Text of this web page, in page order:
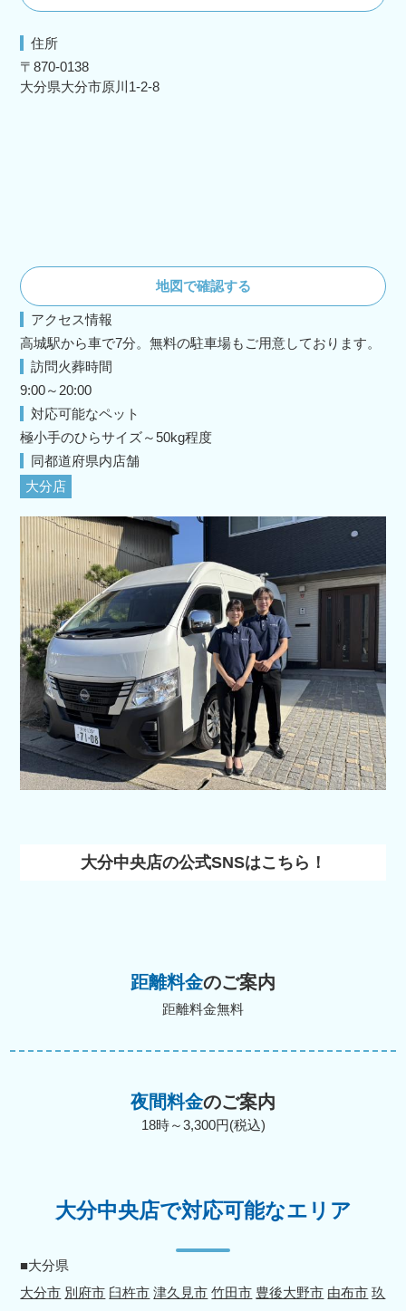
住所
〒870-0138
大分県大分市原川1-2-8
地図で確認する
アクセス情報
高城駅から車で7分。無料の駐車場もご用意しております。
訪問火葬時間
9:00～20:00
対応可能なペット
極小手のひらサイズ～50kg程度
同都道府県内店舗
大分店
大分中央店の公式SNSはこちら！
距離料金のご案内
距離料金無料
夜間料金のご案内
18時～3,300円(税込)
大分中央店で対応可能なエリア
■大分県
大分市 別府市 臼杵市 津久見市 竹田市 豊後大野市 由布市 玖